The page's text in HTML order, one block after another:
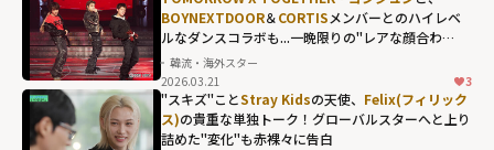
BOYNEXTDOOR＆CORTISメンバーとのハイレベ
ルなダンスコラボも...一晩限りの"レアな顔合わ
せ"が熱狂を呼んだ「2025 MBC歌謡大祭典」
韓流・海外スター
2026.03.21
3
"スキズ"ことStray Kidsの天使、 Felix(フィリック
ス)の貴重な単独トーク！グローバルスターへと上り
詰めた"変化"も赤裸々に告白